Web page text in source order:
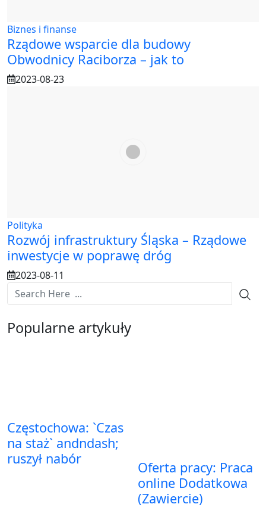
Biznes i finanse
Rządowe wsparcie dla budowy
Obwodnicy Raciborza – jak to
2023-08-23
Polityka
Rozwój infrastruktury Śląska – Rządowe
inwestycje w poprawę dróg
2023-08-11
Popularne artykuły
Częstochowa: `Czas
na staż` andndash;
ruszył nabór
Oferta pracy: Praca
online Dodatkowa
(Zawiercie)